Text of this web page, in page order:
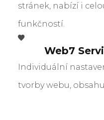
stránek, nabízí i
funkčností.
Web7
Individuální
tvorby webu,